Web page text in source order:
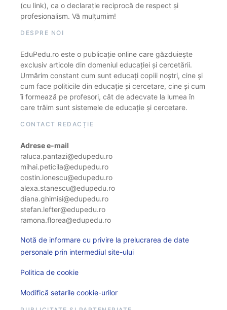
(cu link), ca o declarație reciprocă de respect și
profesionalism. Vă mulțumim!
DESPRE NOI
EduPedu.ro este o publicație online care găzduiește
exclusiv articole din domeniul educației și cercetării.
Urmărim constant cum sunt educați copiii noștri, cine și
cum face politicile din educație și cercetare, cine și cum
îi formează pe profesori, cât de adecvate la lumea în
care trăim sunt sistemele de educație și cercetare.
CONTACT REDACȚIE
Adrese e-mail
raluca.pantazi@edupedu.ro
mihai.peticila@edupedu.ro
costin.ionescu@edupedu.ro
alexa.stanescu@edupedu.ro
diana.ghimisi@edupedu.ro
stefan.lefter@edupedu.ro
ramona.florea@edupedu.ro
Notă de informare cu privire la prelucrarea de date
personale prin intermediul site-ului
Politica de cookie
Modifică setarile cookie-urilor